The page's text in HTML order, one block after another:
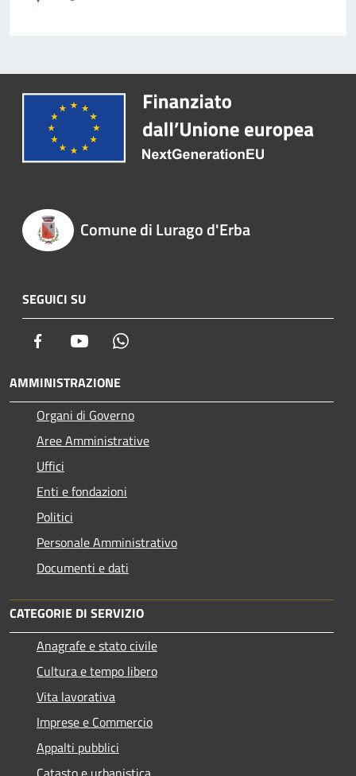
Comune di Lurago d'Erba
SEGUICI SU
Facebook Youtube
AMMINISTRAZIONE
Organi di Governo
Aree Amministrative
Uffici
Enti e fondazioni
Politici
Personale Amministrativo
Documenti e dati
CATEGORIE DI SERVIZIO
Anagrafe e stato civile
Cultura e tempo libero
Vita lavorativa
Imprese e Commercio
Appalti pubblici